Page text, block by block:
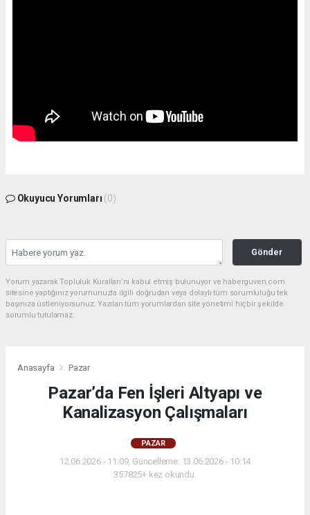
Okuyucu Yorumları (0)
Gönder
Yorum yazarak Topluluk Kuralları’nı kabul etmiş bulunuyor ve haberguven.com
sitesine yaptığınız yorumunuzla ilgili doğrudan veya dolaylı tüm sorumluluğu tek
başınıza üstleniyorsunuz. Yazılan tüm yorumlardan site yönetimi hiçbir şekilde
sorumlu tutulamaz.
Anasayfa Pazar
Pazar’da Fen İşleri Altyapı ve
Kanalizasyon Çalışmaları
PAZAR
12.06.2026 - 11:09, Güncelleme: 13.06.2026 - 10:14
357825+ kez okundu.